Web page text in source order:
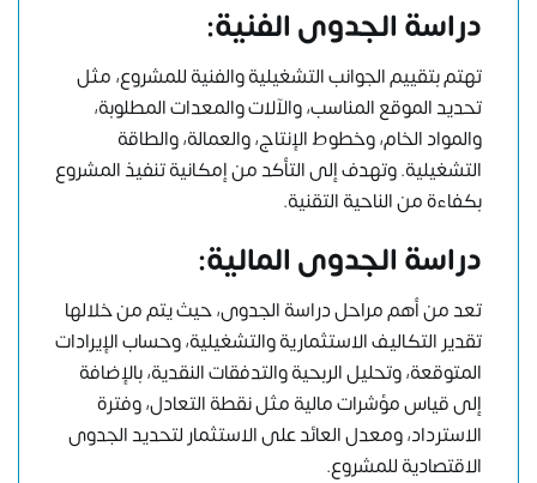
دراسة الجدوى الفنية:
تهتم بتقييم الجوانب التشغيلية والفنية للمشروع، مثل
تحديد الموقع المناسب، والآلات والمعدات المطلوبة،
والمواد الخام، وخطوط الإنتاج، والعمالة، والطاقة
التشغيلية. وتهدف إلى التأكد من إمكانية تنفيذ المشروع
بكفاءة من الناحية التقنية.
دراسة الجدوى المالية:
تعد من أهم مراحل دراسة الجدوى، حيث يتم من خلالها
تقدير التكاليف الاستثمارية والتشغيلية، وحساب الإيرادات
المتوقعة، وتحليل الربحية والتدفقات النقدية، بالإضافة
إلى قياس مؤشرات مالية مثل نقطة التعادل، وفترة
الاسترداد، ومعدل العائد على الاستثمار لتحديد الجدوى
الاقتصادية للمشروع.